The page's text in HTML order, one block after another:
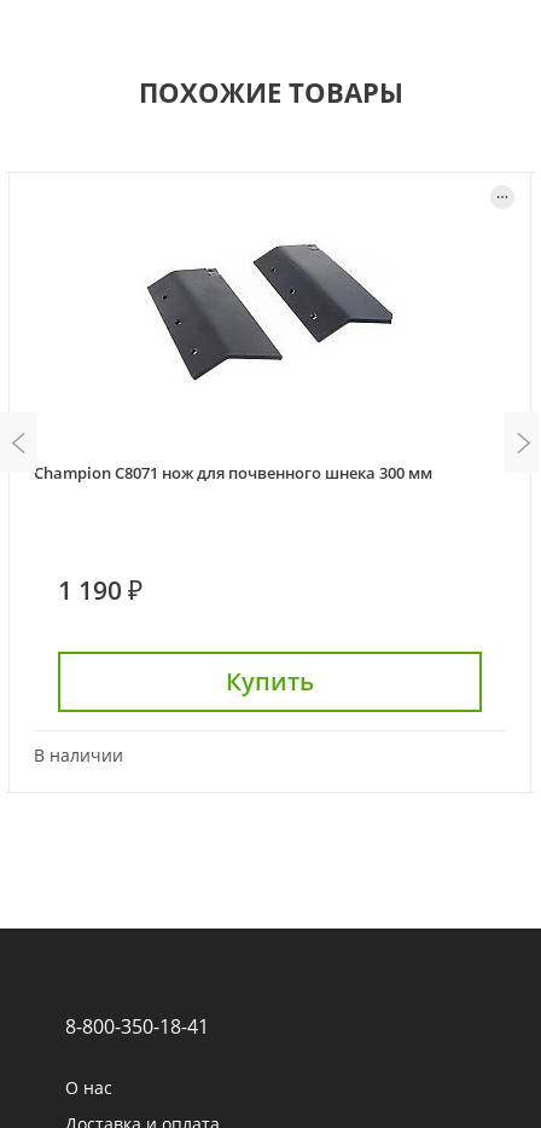
ПОХОЖИЕ ТОВАРЫ
Champion C8071 нож для почвенного шнека 300 мм
1 190 ₽
Купить
В наличии
8-800-350-18-41
О нас